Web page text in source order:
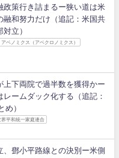
政策行き詰まるー狭い道は米
融和努力だけ（追記：米国共
立）
アベノミクス（アベクロノミクス）
下両院で過半数を獲得かー
ームダック化する（追記：
）
界平和統一家庭連合
、鄧小平路線との決別ー米側